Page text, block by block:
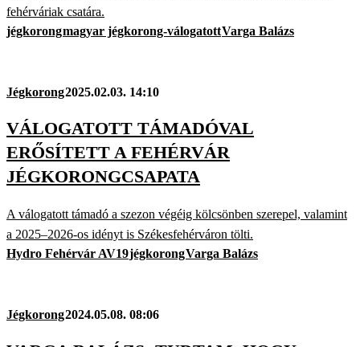
fehérváriak csatára.
jégkorongmagyar jégkorong-válogatottVarga Balázs
Jégkorong2025.02.03. 14:10
VÁLOGATOTT TÁMADÓVAL
ERŐSÍTETT A FEHÉRVÁR
JÉGKORONGCSAPATA
A válogatott támadó a szezon végéig kölcsönben szerepel, valamint
a 2025–2026-os idényt is Székesfehérváron tölti.
Hydro Fehérvár AV19jégkorongVarga Balázs
Jégkorong2024.05.08. 08:06